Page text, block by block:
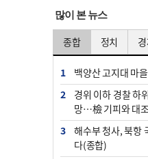
많이 본 뉴스
종합 정치
1
백양산 고지대 마
2
경위 이하 경찰 하
망…檢 기피와 대
3
해수부 청사, 북항
다(종합)